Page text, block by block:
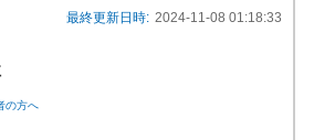
最終更新日時: 2024-11-08 01:18:33
の方へ